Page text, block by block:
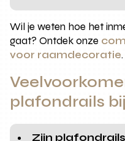
Wil je weten hoe het
gaat? Ontdek onze
voor raamdecoratie.
plafondrails
Zijn